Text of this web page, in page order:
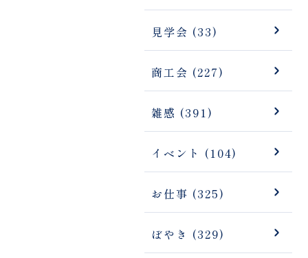
見学会 (33)
商工会 (227)
雑感 (391)
イベント (104)
お仕事 (325)
ぼやき (329)